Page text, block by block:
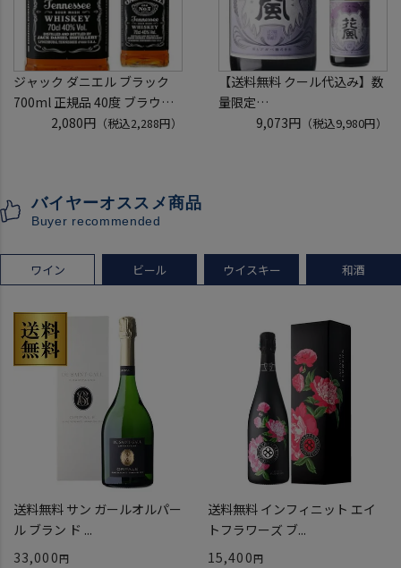
ジャック ダニエル ブラック
700ml 正規品 40度 ブラウン
フォーマン2,080円（税込2,288円）
【送料無料 クール代込み】数
量限定
稲とアガベ 交酒 花風 -心拍-
9,073円 （税込9,980円）
バイヤーオススメ商品
Buyer recommended
ワイン ビール ウイスキー 和酒
送料無料 サン ガールオルパー
ル ブラン ド ...
33,000
送料無料 インフィニット エイ
トフラワーズ ブ...
15,400